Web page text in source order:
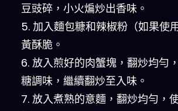
豆豉碎，小火煸炒出香味。
5. 加入麵包糠和辣椒粉（如果使
黃酥脆。
6. 放入煎好的肉蟹塊，翻炒均勻
糖調味，繼續翻炒至入味。
7. 放入煮熟的意麵，翻炒均勻，